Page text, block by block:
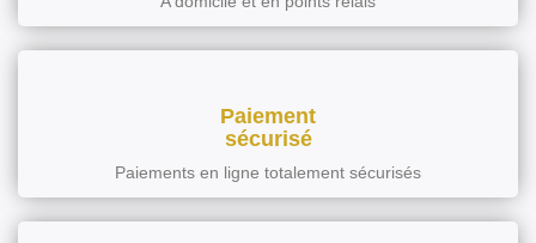
Paiement
sécurisé
Paiements en ligne totalement sécurisés